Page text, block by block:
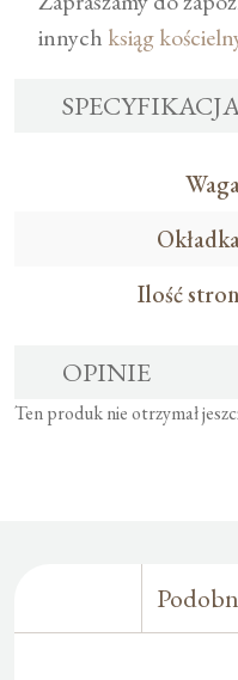
innych ksiąg
Ilość stron
OPINIE
Ten produk nie otrzymał